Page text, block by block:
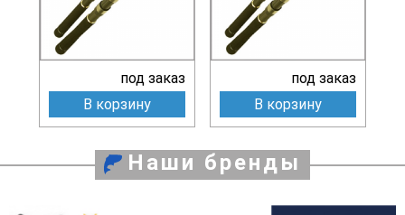
под заказ
В корзину
под заказ
В корзину
Наши бренды